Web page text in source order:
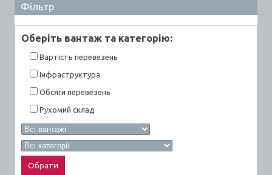
Фільтр
Оберiть вантаж та категорiю:
Вартiсть перевезень
Інфраструктура
Обсяги перевезень
Рухомий склад